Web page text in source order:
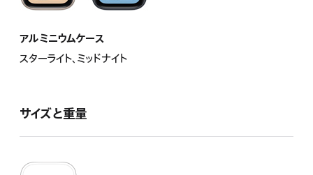
アルミニウムケース
スターライト、ミッドナイト
サイズと重 量